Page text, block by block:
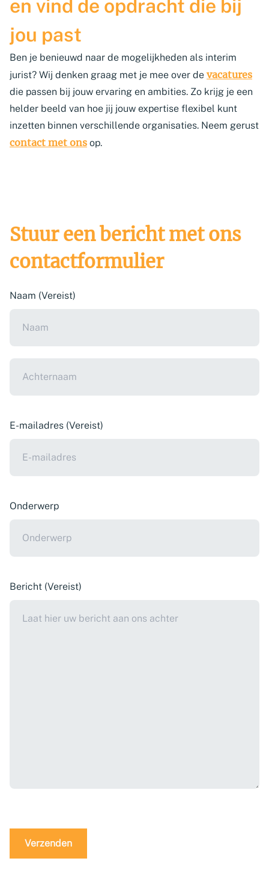
en vind de opdracht die bij
jou past
Ben je benieuwd naar de mogelijkheden als interim
jurist? Wij denken graag met je mee over de vacatures
die passen bij jouw ervaring en ambities. Zo krijg je een
helder beeld van hoe jij jouw expertise flexibel kunt
inzetten binnen verschillende organisaties. Neem gerust
contact met ons op.
Stuur een bericht met ons
contactformulier
Naam (Vereist)
E-mailadres (Vereist)
Onderwerp
Bericht (Vereist)